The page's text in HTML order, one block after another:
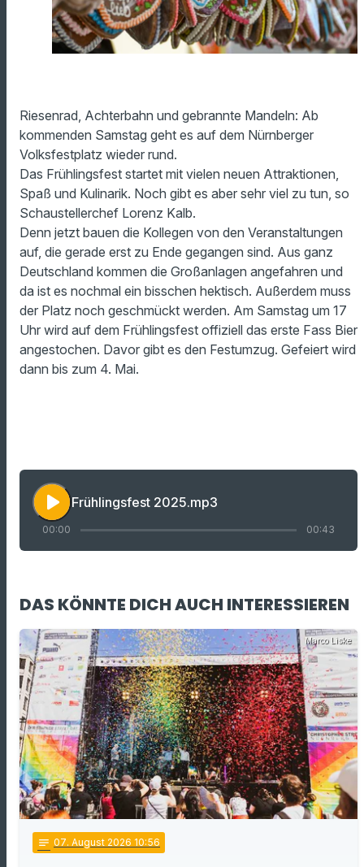
Riesenrad, Achterbahn und gebrannte Mandeln: Ab
kommenden Samstag geht es auf dem Nürnberger
Volksfestplatz wieder rund.
Das Frühlingsfest startet mit vielen neuen Attraktionen,
Spaß und Kulinarik. Noch gibt es aber sehr viel zu tun, so
Schaustellerchef Lorenz Kalb.
Denn jetzt bauen die Kollegen von den Veranstaltungen
auf, die gerade erst zu Ende gegangen sind. Aus ganz
Deutschland kommen die Großanlagen angefahren und
da ist es nochmal ein bisschen hektisch. Außerdem muss
der Platz noch geschmückt werden. Am Samstag um 17
Uhr wird auf dem Frühlingsfest offiziell das erste Fass Bier
angestochen. Davor gibt es den Festumzug. Gefeiert wird
dann bis zum 4. Mai.
play_arrow Frühlingsfest 2025.mp3
00:00 00:43
DAS KÖNNTE DICH AUCH INTERESSIEREN
Marco Liske
notes 07. August 2026 10:56